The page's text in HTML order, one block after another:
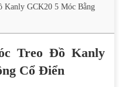
Kanly GCK20 5 Móc Bằng
Treo Đồ Kanly
Cổ Điển